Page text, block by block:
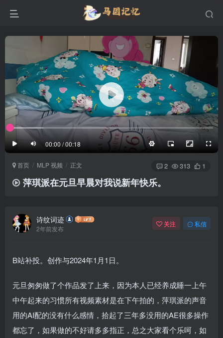
00:00 / 00:18
顶部底部
防止弹幕重叠
同步视频速度
100%
1/4 半屏 3/4
3/4
25px
极慢 适中 极快
滚动顶部底部
发送
首页 MLP 视频 正文 2 313 1
萍琪派在元旦早晨对我说新年快乐。
诗纹词迹
2年前发布
关注 私信
B站补投。创作与2024年1月1日。
元旦匆匆做了个作品发了上来，因为本人已经养成睡一上午
中午起来的习惯所有视频素材是在下午拍的，萍琪派的声音
用的AI配的没有什么感情，拾起了三年多没用的AE很多操作
都忘了，如果做的不好请多多指正，总之大家看个乐呵，如